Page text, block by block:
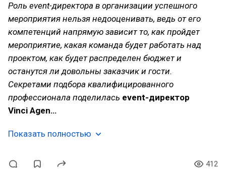
Роль event-директора в организации успешного
мероприятия нельзя недооценивать, ведь от его
компетенций напрямую зависит то, как пройдет
мероприятие, какая команда будет работать над
проектом, как будет распределен бюджет и
останутся ли довольны заказчик и гости.
Секретами подбора квалифицированного
профессионала поделилась event-директор
Vinci Agen…
Показать полностью
412